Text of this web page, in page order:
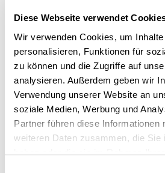
Diese Webseite verwendet
Wir verwenden Cookies, um
personalisieren, Funktionen für
zu können und die Zugriffe auf
analysieren. Außerdem geben wir
Verwendung unserer Website an
soziale Medien, Werbung und
Partner führen diese Informationen
weiteren Daten zusammen, die Sie
sind kreative
Bürokonzepte immer mehr
von Belang.
Timo Brehme